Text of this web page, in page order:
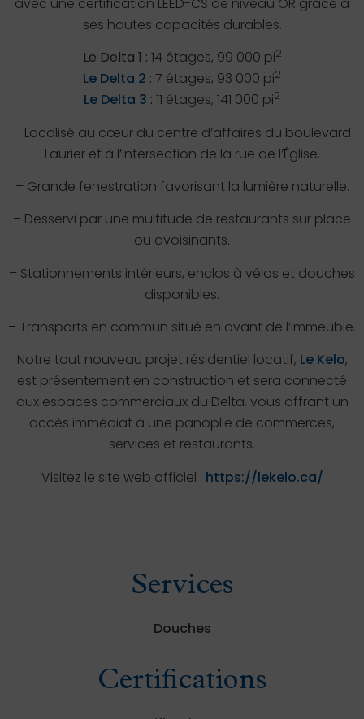
ses hautes capacités durables.
Le Delta 1 : 14 étages, 99 000 pi2
Le Delta 2 : 7 étages, 93 000 pi2
Le Delta 3 : 11 étages, 141 000 pi2
– Localisé au cœur du centre d’affaires du boulevard
Laurier et à l’intersection de la rue de l’Église.
– Grande fenestration favorisant la lumière naturelle.
– Desservi par une multitude de restaurants sur place
ou avoisinants.
– Stationnements intérieurs, enclos à vélos et douches
disponibles.
– Transports en commun situé en avant de l’immeuble.
Notre tout nouveau projet résidentiel locatif, Le Kelo,
est présentement en construction et sera connecté
aux espaces commerciaux du Delta, vous offrant un
accès immédiat à une panoplie de commerces,
services et restaurants.
Visitez le site web officiel : https://lekelo.ca/
Services
Douches
Certifications